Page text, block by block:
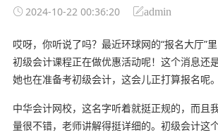
2024-10-22 00:36:20 admin
哎呀，你听说了吗？最近环球网的“报名大厅”
初级会计课程正在做优惠活动呢！这个消息还
她也在准备考初级会计，这会儿正打算报名呢。
中华会计网校，这名字听着就挺正规的，而且
量很不错，老师讲解得挺详细的。初级会计这